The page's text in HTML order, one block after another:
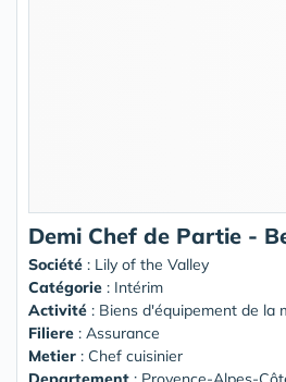
Demi Chef de Partie -
Société : Lily of the Valley
Catégorie : Intérim
Activité : Biens d'équipement de la
Filiere : Assurance
Metier : Chef cuisinier